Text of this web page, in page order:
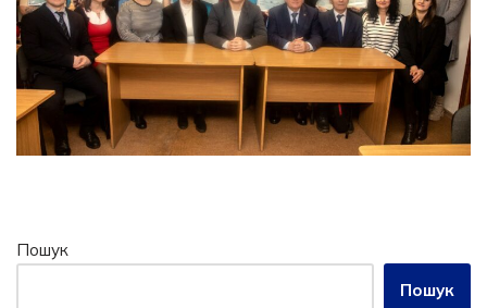
Пошук
Пошук